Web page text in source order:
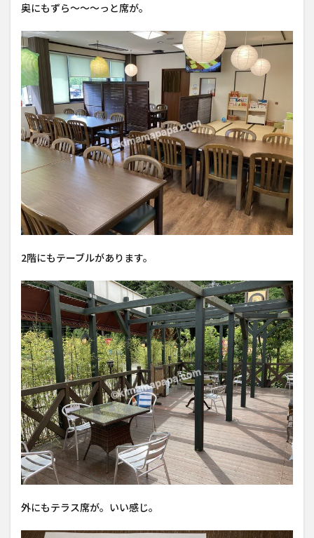
奥にもずら〜〜〜っと席が。
2階にもテーブルがあります。
外にもテラス席が。いい感じ。